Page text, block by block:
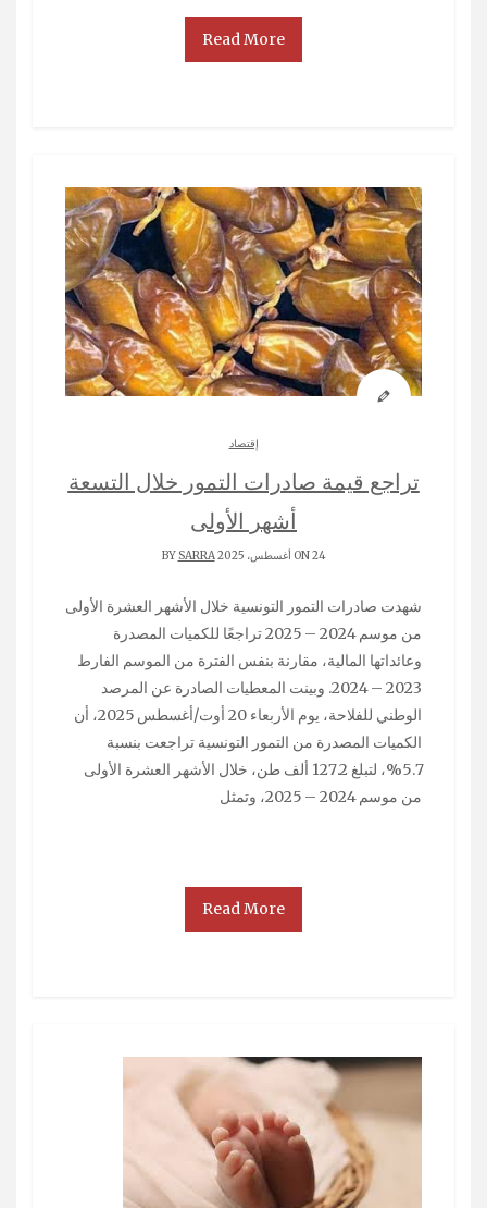
Read More
إقتصاد
تراجع قيمة صادرات التمور خلال التسعة
أشهر الأولى
ON 24 أغسطس، 2025 BY SARRA
شهدت صادرات التمور التونسية خلال الأشهر العشرة الأولى
من موسم 2024 – 2025 تراجعًا للكميات المصدرة
وعائداتها المالية، مقارنة بنفس الفترة من الموسم الفارط
2023 – 2024. وبينت المعطيات الصادرة عن المرصد
الوطني للفلاحة، يوم الأربعاء 20 أوت/أغسطس 2025، أن
الكميات المصدرة من التمور التونسية تراجعت بنسبة
5.7%، لتبلغ 127.2 ألف طن، خلال الأشهر العشرة الأولى
من موسم 2024 – 2025، وتمثل
Read More